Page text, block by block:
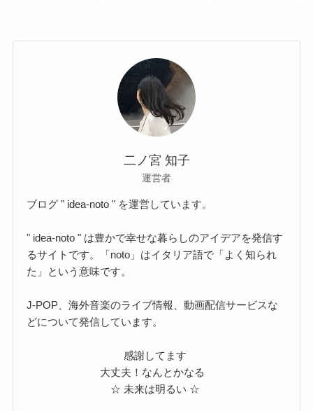
二ノ宮 知子
運営者
ブログ " idea-noto " を運営しています。
" idea-noto " は豊かで幸せな暮らしのアイデアを発信す
るサイトです。「noto」はイタリア語で「よく知られ
た」という意味です。
J-POP、海外音楽のライブ情報、動画配信サービスな
どについて発信しています。
感謝してます
大丈夫！なんとかなる
☆ 未来は明るい ☆